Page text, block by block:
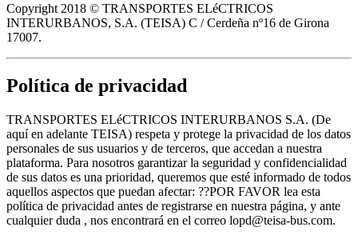
Copyright 2018 © TRANSPORTES ELéCTRICOS
INTERURBANOS, S.A. (TEISA) C / Cerdeña nº16 de Girona
17007.
Política de privacidad
TRANSPORTES ELéCTRICOS INTERURBANOS S.A. (De
aquí en adelante TEISA) respeta y protege la privacidad de los datos
personales de sus usuarios y de terceros, que accedan a nuestra
plataforma. Para nosotros garantizar la seguridad y confidencialidad
de sus datos es una prioridad, queremos que esté informado de todos
aquellos aspectos que puedan afectar: ??POR FAVOR lea esta
política de privacidad antes de registrarse en nuestra página, y ante
cualquier duda , nos encontrará en el correo lopd@teisa-bus.com.